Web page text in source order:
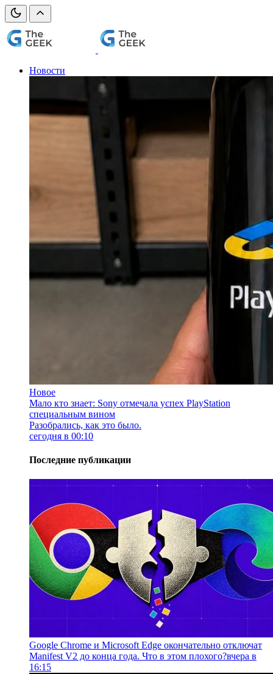
Новости
Новое
Мало кто знает: Sony отмечала успех PlayStation
специальным вином
Разобрались, как это было.
сегодня в 00:10
Последние публикации
Google Chrome и Microsoft Edge окончательно отключат
Manifest V2 до конца года. Что в этом плохого?вчера в
16:15